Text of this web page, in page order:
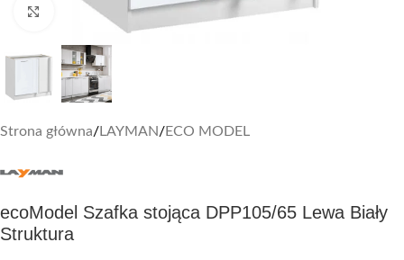
Zobacz duże zdjęcie
Strona główna/LAYMAN/ECO MODEL
ecoModel Szafka stojąca DPP105/65 Lewa Biały
Struktura